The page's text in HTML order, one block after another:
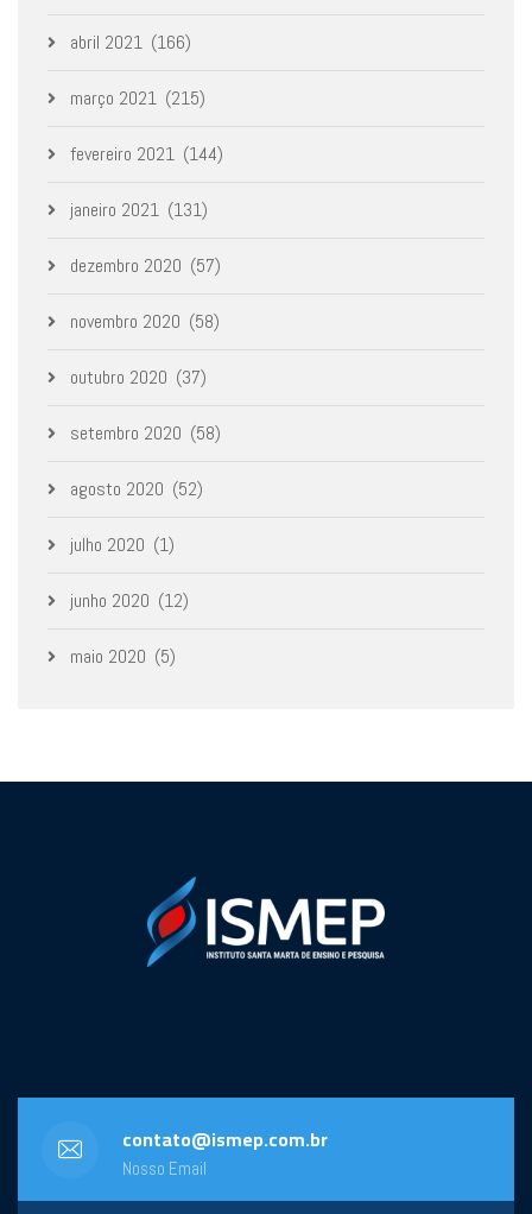
abril 2021 (166)
março 2021 (215)
fevereiro 2021 (144)
janeiro 2021 (131)
dezembro 2020 (57)
novembro 2020 (58)
outubro 2020 (37)
setembro 2020 (58)
agosto 2020 (52)
julho 2020 (1)
junho 2020 (12)
maio 2020 (5)
contato@ismep.com.br
Nosso Email